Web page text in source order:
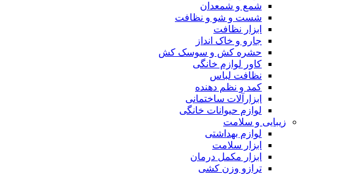
شمع و شمعدان
شست و شو و نظافت
ابزار نظافت
جارو و خاک انداز
حشره کش و سوسک کش
کاور لوازم خانگی
نظافت لباس
کمد و نظم دهنده
ابزارآلات ساختمانی
لوازم حیوانات خانگی
زیبایی و سلامت
لوازم بهداشتی
ابزار سلامت
ابزار مکمل درمان
ترازو وزن کشی